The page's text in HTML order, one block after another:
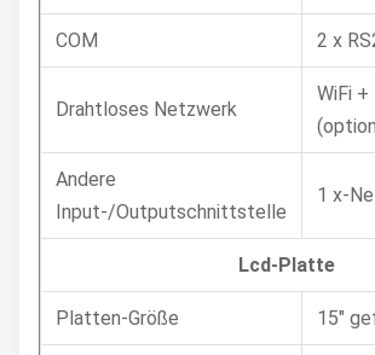
COM 2 x
Drahtloses Netzwerk
WiFi
Andere
Input-/Outputschnittstelle
1 x-
Lcd-Platte
Platten-Größe 15"